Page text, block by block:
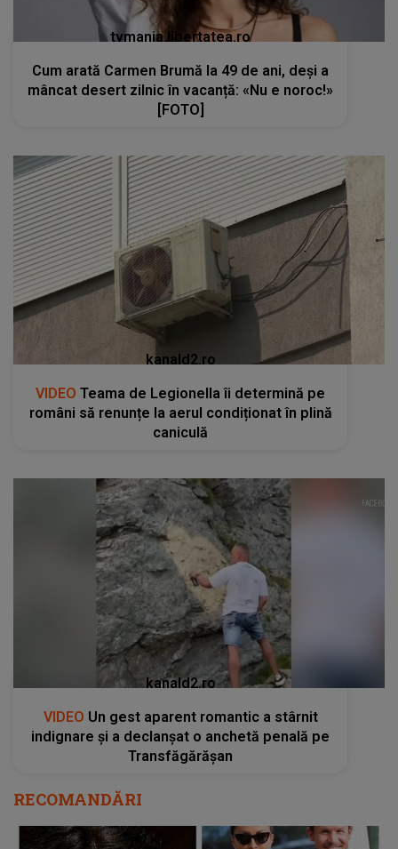
tvmania.libertatea.ro
Cum arată Carmen Brumă la 49 de ani, deși a
mâncat desert zilnic în vacanță: «Nu e noroc!»
[FOTO]
kanald2.ro
VIDEO Teama de Legionella îi determină pe
români să renunțe la aerul condiționat în plină
caniculă
kanald2.ro
VIDEO Un gest aparent romantic a stârnit
indignare și a declanșat o anchetă penală pe
Transfăgărășan
RECOMANDĂRI